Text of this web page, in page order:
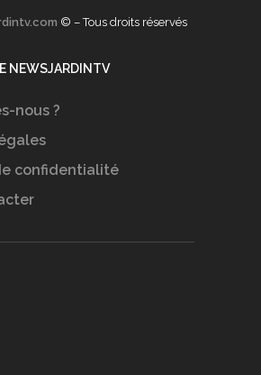
© – Tous droits réservés
NEWSJARDINTV
nous ?
confidentialité